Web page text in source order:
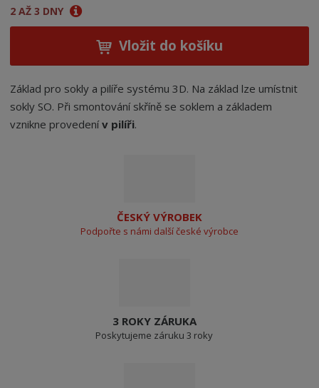
2 AŽ 3 DNY
Vložit do košíku
Základ pro sokly a pilíře systému 3D. Na základ lze umístnit
sokly SO. Při smontování skříně se soklem a základem
vznikne provedenív pilíři.
ČESKÝ VÝROBEK
Podpořte s námi další české výrobce
3 ROKY ZÁRUKA
Poskytujeme záruku 3 roky